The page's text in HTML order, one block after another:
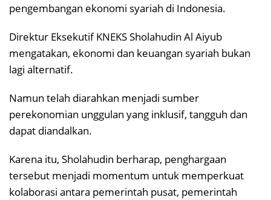
pengembangan ekonomi syariah di Indonesia.
Direktur Eksekutif KNEKS Sholahudin Al Aiyub
mengatakan, ekonomi dan keuangan syariah bukan
lagi alternatif.
Namun telah diarahkan menjadi sumber
perekonomian unggulan yang inklusif, tangguh dan
dapat diandalkan.
Karena itu, Sholahudin berharap, penghargaan
tersebut menjadi momentum untuk memperkuat
kolaborasi antara pemerintah pusat, pemerintah